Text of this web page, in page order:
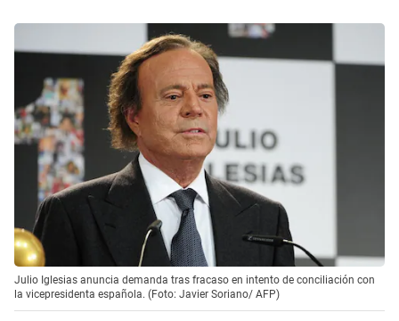
Julio Iglesias anuncia demanda tras fracaso en intento de conciliación con
la vicepresidenta española. (Foto: Javier Soriano/ AFP)